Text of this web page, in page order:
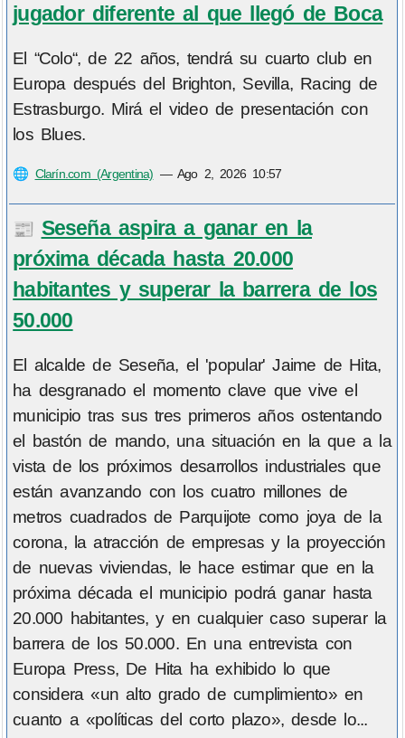
jugador diferente al que llegó de Boca
El “Colo“, de 22 años, tendrá su cuarto club en
Europa después del Brighton, Sevilla, Racing de
Estrasburgo. Mirá el video de presentación con
los Blues.
🌐 Clarín.com (Argentina) — Ago 2, 2026 10:57
📰 Seseña aspira a ganar en la
próxima década hasta 20.000
habitantes y superar la barrera de los
50.000
El alcalde de Seseña, el 'popular' Jaime de Hita,
ha desgranado el momento clave que vive el
municipio tras sus tres primeros años ostentando
el bastón de mando, una situación en la que a la
vista de los próximos desarrollos industriales que
están avanzando con los cuatro millones de
metros cuadrados de Parquijote como joya de la
corona, la atracción de empresas y la proyección
de nuevas viviendas, le hace estimar que en la
próxima década el municipio podrá ganar hasta
20.000 habitantes, y en cualquier caso superar la
barrera de los 50.000. En una entrevista con
Europa Press, De Hita ha exhibido lo que
considera «un alto grado de cumplimiento» en
cuanto a «políticas del corto plazo», desde lo...